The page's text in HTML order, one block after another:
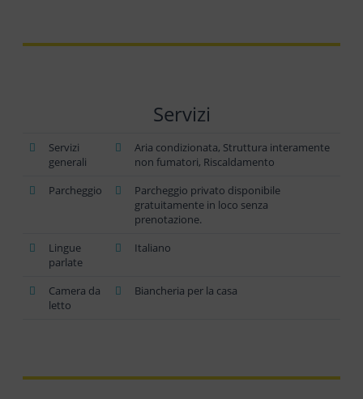
Servizi
Servizi
generali
Aria condizionata, Struttura interamente
non fumatori, Riscaldamento
Parcheggio
Parcheggio privato disponibile
gratuitamente in loco senza
prenotazione.
Lingue
parlate
Italiano
Camera da
letto
Biancheria per la casa